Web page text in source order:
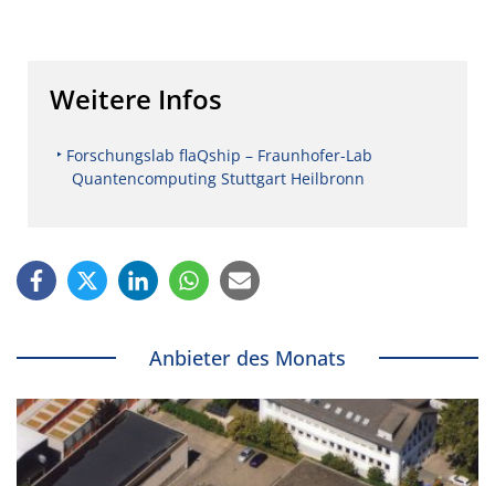
Weitere Infos
Forschungslab flaQship – Fraunhofer-Lab
Quantencomputing Stuttgart Heilbronn
Anbieter des Monats